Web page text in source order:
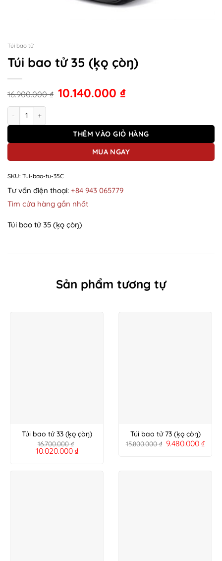
Túi bao tử
Túi bao tử 35 (ķǫ çòŋ)
16.900.000₫ 10.140.000 ₫
Túi bao tử 35 (ķǫ çòŋ) số lượng
THÊM VÀO GIỎ HÀNG
MUA NGAY
SKU: Tui-bao-tu-35C
Tư vấn điện thoại: +84 943 065779
Tìm cửa hàng gần nhất
Túi bao tử 35 (ķǫ çòŋ)
Sản phẩm tương tự
Túi bao tử 33 (ķǫ çòŋ)
16.700.000₫
10.020.000 ₫
Túi bao tử 73 (ķǫ çòŋ)
15.800.000₫ 9.480.000₫